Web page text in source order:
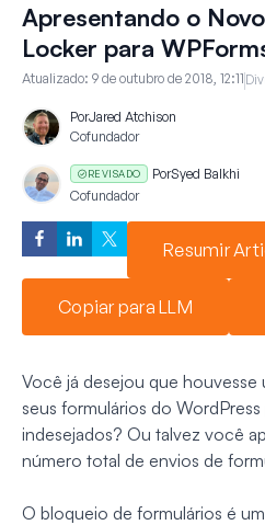
Apresentando o
Locker para
Atualizado: 9 de outubro de 2018, 12:11
PorJared Atchison
Cofundador
REVISADO PorSyed Balkhi
Cofundador
Resumir
Copiar para LLM
Você já desejou que houvesse
seus formulários do
indesejados? Ou talvez você
número total de envios de
O bloqueio de formulários é